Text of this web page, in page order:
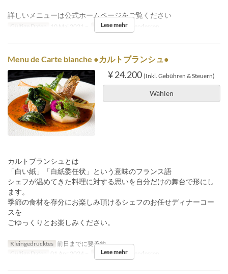
詳しいメニューは公式ホームページをご覧ください
Gültige Daten 10 Mai 2021 ~ Mahlzeiten Abendessen
Lese mehr
Menu de Carte blanche ●カルトブランシュ●
¥ 24.200 (Inkl. Gebühren & Steuern)
Wählen
カルトブランシュとは
「白い紙」「白紙委任状」という意味のフランス語
シェフが温めてきた料理に対する思いを自分だけの舞台で形にし
ます。
季節の食材を存分にお楽しみ頂けるシェフのお任せディナーコー
スを
ごゆっくりとお楽しみください。
Kleingedrucktes 前日までに要予約
Gültige Daten
01 Apr 2024 ~ Mahlzeiten Abendessen
Lese mehr